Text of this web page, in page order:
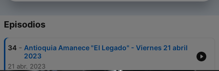
Episodios
34 - Antioquia Amanece "El Legado" - Viernes 21 abril
2023
21 abr. 2023